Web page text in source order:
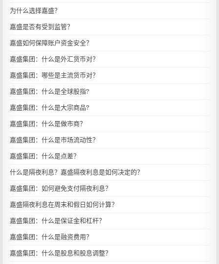
为什么选择嘉盛？
嘉盛是否有受到监管？
嘉盛如何保障账户资金安全？
嘉盛集团：什么是外汇货币对？
嘉盛集团：哪些是主流货币对？
嘉盛集团：什么是全球股指?
嘉盛集团：什么是大宗商品?
嘉盛集团：什么是做市商？
嘉盛集团：什么是市场流动性？
嘉盛集团：什么是点差？
什么是隔夜利息？嘉盛隔夜利息是如何决定的？
嘉盛集团：如何避免支付隔夜利息？
嘉盛隔夜利息在周末和假日如何计算？
嘉盛集团：什么是保证金和杠杆？
嘉盛集团：什么是融资费用？
嘉盛集团：什么是股息和股息调整？